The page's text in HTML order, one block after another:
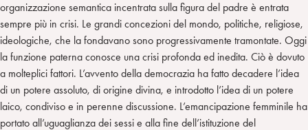
organizzazione semantica incentrata sulla figura del padre è entrata
sempre più in crisi. Le grandi concezioni del mondo, politiche, religiose,
ideologiche, che la fondavano sono progressivamente tramontate. Oggi
la funzione paterna conosce una crisi profonda ed inedita. Ciò è dovuto
a molteplici fattori. L’avvento della democrazia ha fatto decadere l’idea
di un potere assoluto, di origine divina, e introdotto l’idea di un potere
laico, condiviso e in perenne discussione. L’emancipazione femminile ha
portato all’uguaglianza dei sessi e alla fine dell’istituzione del